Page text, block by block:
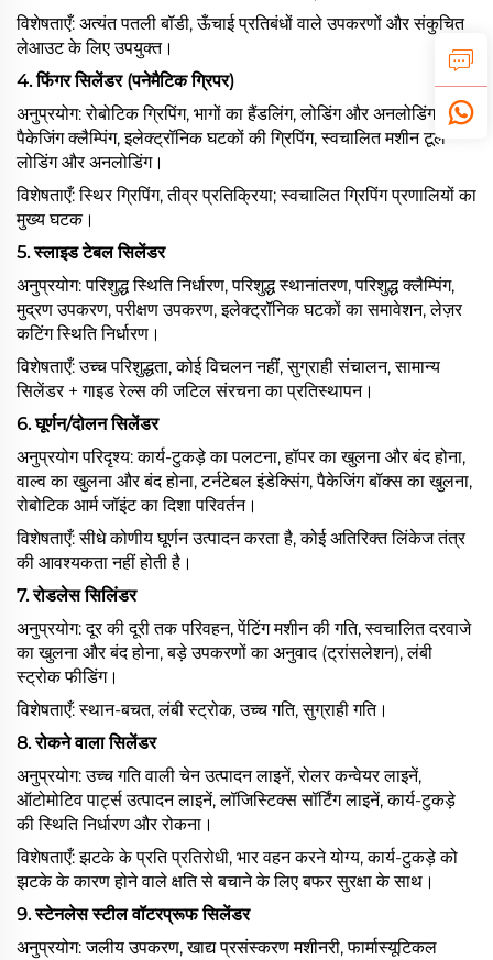
विशेषताएँ: अत्यंत पतली बॉडी, ऊँचाई प्रतिबंधों वाले उपकरणों और संकुचित
लेआउट के लिए उपयुक्त।
4.फिंगर सिलेंडर (पनेमैटिक ग्रिपर)
अनुप्रयोग: रोबोटिक ग्रिपिंग, भागों का हैंडलिंग, लोडिंग और अनलोडिंग,
पैकेजिंग क्लैम्पिंग, इलेक्ट्रॉनिक घटकों की ग्रिपिंग, स्वचालित मशीन टूल
लोडिंग और अनलोडिंग।
विशेषताएँ: स्थिर ग्रिपिंग, तीव्र प्रतिक्रिया; स्वचालित ग्रिपिंग प्रणालियों का
मुख्य घटक।
5.स्लाइड टेबल सिलेंडर
अनुप्रयोग: परिशुद्ध स्थिति निर्धारण, परिशुद्ध स्थानांतरण, परिशुद्ध क्लैम्पिंग,
मुद्रण उपकरण, परीक्षण उपकरण, इलेक्ट्रॉनिक घटकों का समावेशन, लेज़र
कटिंग स्थिति निर्धारण।
विशेषताएँ: उच्च परिशुद्धता, कोई विचलन नहीं, सुग्राही संचालन, सामान्य
सिलेंडर + गाइड रेल्स की जटिल संरचना का प्रतिस्थापन।
6.घूर्णन/दोलन सिलेंडर
अनुप्रयोग परिदृश्य: कार्य-टुकड़े का पलटना, हॉपर का खुलना और बंद होना,
वाल्व का खुलना और बंद होना, टर्नटेबल इंडेक्सिंग, पैकेजिंग बॉक्स का खुलना,
रोबोटिक आर्म जॉइंट का दिशा परिवर्तन।
विशेषताएँ: सीधे कोणीय घूर्णन उत्पादन करता है, कोई अतिरिक्त लिंकेज तंत्र
की आवश्यकता नहीं होती है।
7.रोडलेस सिलिंडर
अनुप्रयोग: दूर की दूरी तक परिवहन, पेंटिंग मशीन की गति, स्वचालित दरवाजे
का खुलना और बंद होना, बड़े उपकरणों का अनुवाद (ट्रांसलेशन), लंबी
स्ट्रोक फीडिंग।
विशेषताएँ: स्थान-बचत, लंबी स्ट्रोक, उच्च गति, सुग्राही गति।
8.रोकने वाला सिलेंडर
अनुप्रयोग: उच्च गति वाली चेन उत्पादन लाइनें, रोलर कन्वेयर लाइनें,
ऑटोमोटिव पार्ट्स उत्पादन लाइनें, लॉजिस्टिक्स सॉर्टिंग लाइनें, कार्य-टुकड़े
की स्थिति निर्धारण और रोकना।
विशेषताएँ: झटके के प्रति प्रतिरोधी, भार वहन करने योग्य, कार्य-टुकड़े को
झटके के कारण होने वाले क्षति से बचाने के लिए बफर सुरक्षा के साथ।
9. स्टेनलेस स्टील वॉटरप्रूफ सिलेंडर
अनुप्रयोग: जलीय उपकरण, खाद्य प्रसंस्करण मशीनरी, फार्मास्यूटिकल